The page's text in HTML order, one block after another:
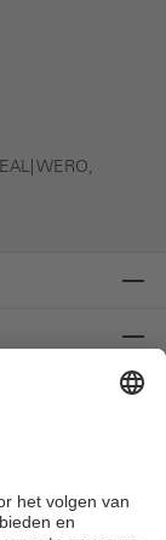
WERO,